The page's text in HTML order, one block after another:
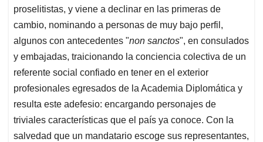
proselitistas, y viene a declinar en las primeras de
cambio, nominando a personas de muy bajo perfil,
algunos con antecedentes "non sanctos", en consulados
y embajadas, traicionando la conciencia colectiva de un
referente social confiado en tener en el exterior
profesionales egresados de la Academia Diplomática y
resulta este adefesio: encargando personajes de
triviales características que el país ya conoce. Con la
salvedad que un mandatario escoge sus representantes,